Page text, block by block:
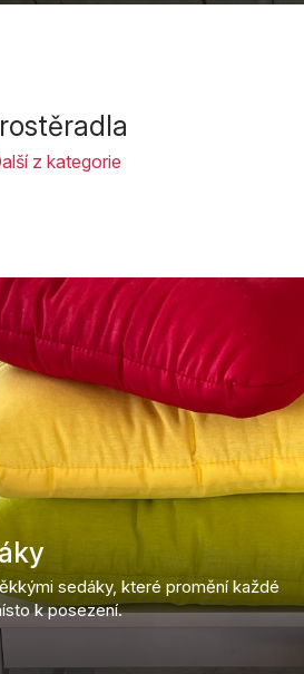
z kategorie
sedáky, které promění každé
k posezení.